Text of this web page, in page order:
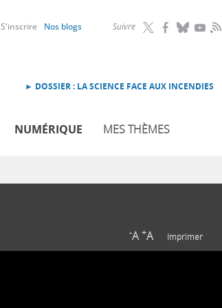
Suivre RSS
S'inscrire Nos blogs
► DOSSIER : LA SCIENCE FACE AUX INCENDIES
NUMÉRIQUE MES THÈMES
-A +A Imprimer